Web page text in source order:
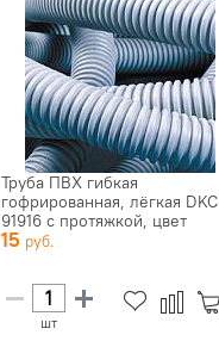
Труба ПВХ гибкая
гофрированная, лёгкая DKC
91916 с протяжкой, цвет
серый, д...
15
шт